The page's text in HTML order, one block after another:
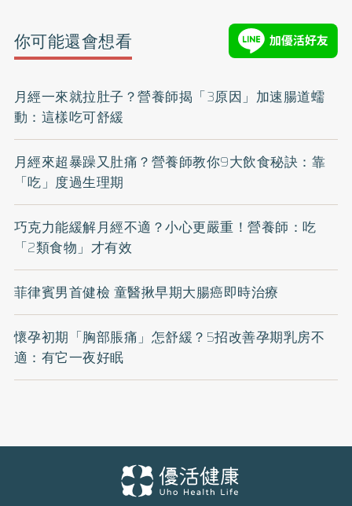
你可能還會想看
月經一來就拉肚子？營養師揭「3原因」加速腸道蠕
動：這樣吃可舒緩
月經來超暴躁又肚痛？營養師教你9大飲食秘訣：靠
「吃」度過生理期
巧克力能緩解月經不適？小心更嚴重！營養師：吃
「2類食物」才有效
菲律賓男首健檢 童醫揪早期大腸癌即時治療
懷孕初期「胸部脹痛」怎舒緩？5招改善孕期乳房不
適：有它一夜好眠